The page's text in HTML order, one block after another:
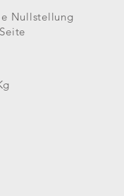
Nullstellung